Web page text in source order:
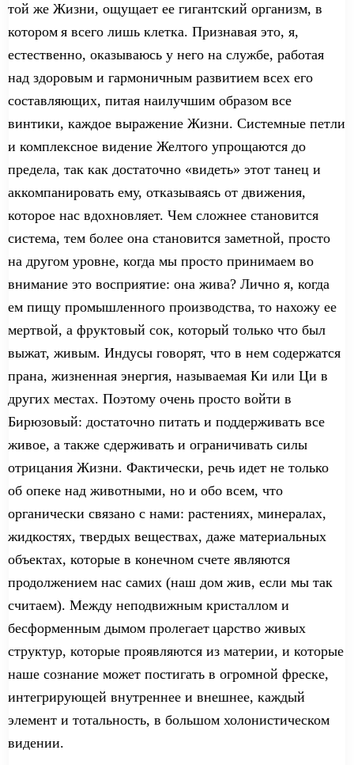
той же Жизни, ощущает ее гигантский организм, в
котором я всего лишь клетка. Признавая это, я,
естественно, оказываюсь у него на службе, работая
над здоровым и гармоничным развитием всех его
составляющих, питая наилучшим образом все
винтики, каждое выражение Жизни. Системные петли
и комплексное видение Желтого упрощаются до
предела, так как достаточно «видеть» этот танец и
аккомпанировать ему, отказываясь от движения,
которое нас вдохновляет. Чем сложнее становится
система, тем более она становится заметной, просто
на другом уровне, когда мы просто принимаем во
внимание это восприятие: она жива? Лично я, когда
ем пищу промышленного производства, то нахожу ее
мертвой, а фруктовый сок, который только что был
выжат, живым. Индусы говорят, что в нем содержатся
прана, жизненная энергия, называемая Ки или Ци в
других местах. Поэтому очень просто войти в
Бирюзовый: достаточно питать и поддерживать все
живое, а также сдерживать и ограничивать силы
отрицания Жизни. Фактически, речь идет не только
об опеке над животными, но и обо всем, что
органически связано с нами: растениях, минералах,
жидкостях, твердых веществах, даже материальных
объектах, которые в конечном счете являются
продолжением нас самих (наш дом жив, если мы так
считаем). Между неподвижным кристаллом и
бесформенным дымом пролегает царство живых
структур, которые проявляются из материи, и которые
наше сознание может постигать в огромной фреске,
интегрирующей внутреннее и внешнее, каждый
элемент и тотальность, в большом холонистическом
видении.